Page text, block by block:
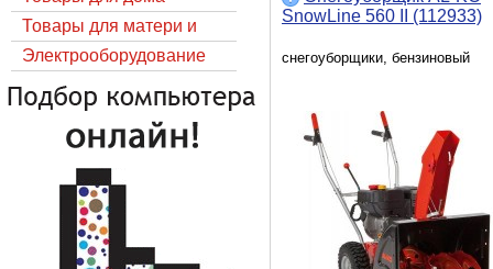
Товары для матери и
ребёнка
Электрооборудование
SnowLine 560 II (112933)
снегоуборщики, бензиновый